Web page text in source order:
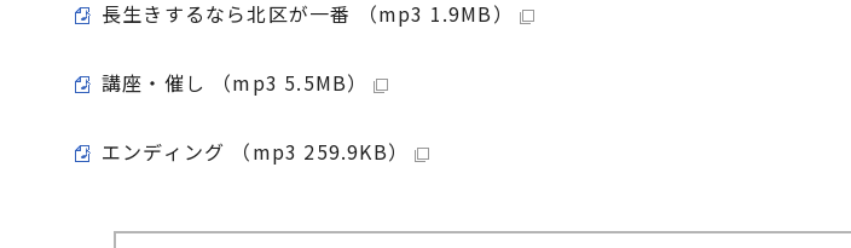
長生きするなら北区が一番 （mp3 1.9MB）
講座・催し （mp3 5.5MB）
エンディング （mp3 259.9KB）